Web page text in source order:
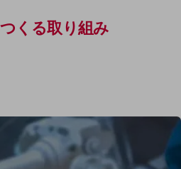
くる取り組み